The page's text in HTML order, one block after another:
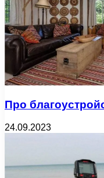
Про
24.09.2023